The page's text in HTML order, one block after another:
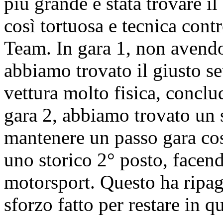
così tortuosa e tecnica
Team. In gara 1, non
abbiamo trovato il giusto
vettura molto fisica,
gara 2, abbiamo trovato un
mantenere un passo gara
uno storico 2° posto,
motorsport. Questo ha
sforzo fatto per restare in